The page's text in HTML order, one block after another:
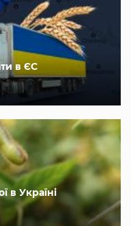
в ЄС
в Україні